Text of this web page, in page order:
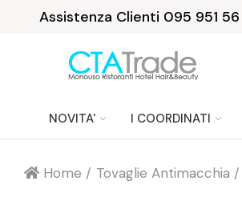
Assistenza Clienti 095 951
NOVITA' I COORDINATI
Home Tovaglie Antimacchia